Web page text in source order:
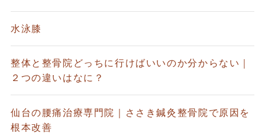
水泳膝
整体と整骨院どっちに行けばいいのか分からない｜
２つの違いはなに？
仙台の腰痛治療専門院｜ささき鍼灸整骨院で原因を
根本改善